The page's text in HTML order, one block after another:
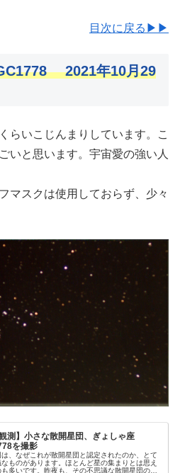
目次に戻る▶▶
2021年10月29
らいこじんまりしています。こ
いと思います。宇宙愛の強い人
マスクは使用しておらず、少々
観測】小さな散開星団、ぎょしゃ座
を撮影
、なぜこれが散開星団と認定されたのか、とて
なものがあります。ほとんど星の集まりとは思え
多いです。昨夜も、その不思議な散開星団の撮